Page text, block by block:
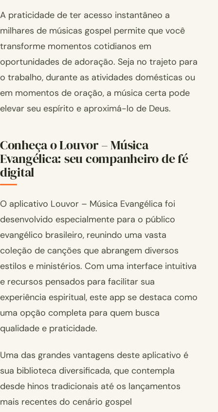
A praticidade de ter acesso instantâneo a
milhares de músicas gospel permite que você
transforme momentos cotidianos em
oportunidades de adoração. Seja no trajeto para
o trabalho, durante as atividades domésticas ou
em momentos de oração, a música certa pode
elevar seu espírito e aproximá-lo de Deus.
Conheça o Louvor – Música
Evangélica: seu companheiro de fé
digital
O aplicativo Louvor – Música Evangélica foi
desenvolvido especialmente para o público
evangélico brasileiro, reunindo uma vasta
coleção de canções que abrangem diversos
estilos e ministérios. Com uma interface intuitiva
e recursos pensados para facilitar sua
experiência espiritual, este app se destaca como
uma opção completa para quem busca
qualidade e praticidade.
Uma das grandes vantagens deste aplicativo é
sua biblioteca diversificada, que contempla
desde hinos tradicionais até os lançamentos
mais recentes do cenário gospel